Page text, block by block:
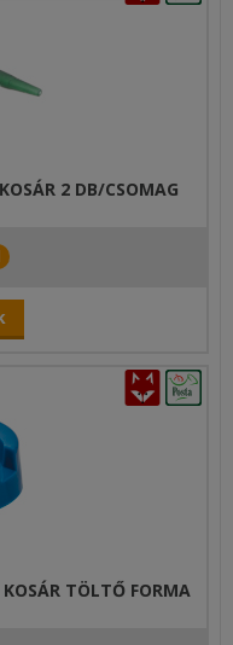
2 DB/CSOMAG
KOSÁR TÖLTŐ FORMA